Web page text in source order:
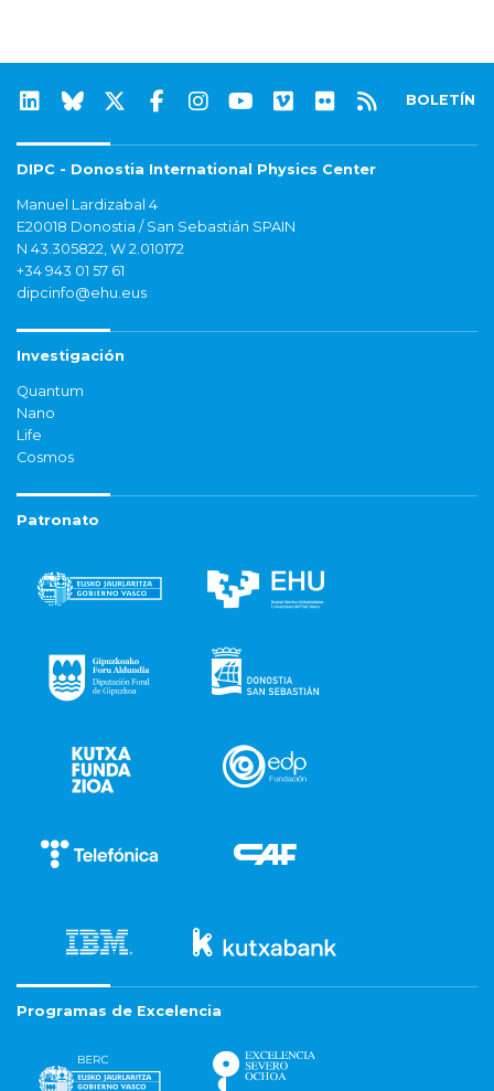
BOLETÍN
DIPC - Donostia International Physics Center
Manuel Lardizabal 4
E20018 Donostia / San Sebastián SPAIN
N 43.305822, W 2.010172
+34 943 01 57 61
dipcinfo@ehu.eus
Investigación
Quantum
Nano
Life
Cosmos
Patronato
Programas de Excelencia